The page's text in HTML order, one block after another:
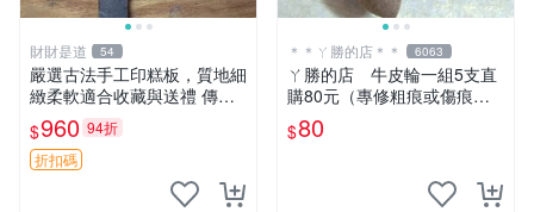
財財是道 54
嚴選古法手工印糕板，質地細
緻柔軟適合收藏與送禮 傳統
手工印糕模具 精致耐用 難得
好物 板模 印糕 模具
$960 94折
折扣碼
＊＊ㄚ勝的店＊＊ 6063
ㄚ勝的店 牛皮輪一組5支直
購80元（專修粗痕或傷痕）
輕鬆容易請看照片～
$80